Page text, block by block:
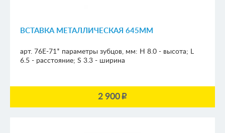
ВСТАВКА МЕТАЛЛИЧЕСКАЯ 645ММ
арт. 76E-71* параметры зубцов, мм: H 8.0 - высота; L
6.5 - расстояние; S 3.3 - ширина
2 900p